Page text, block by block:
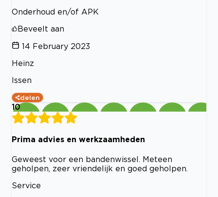
Onderhoud en/of APK
Beveelt aan
14 February 2023
Heinz
Issen
delen
10
Prima advies en werkzaamheden
Geweest voor een bandenwissel. Meteen
geholpen, zeer vriendelijk en goed geholpen.
Service